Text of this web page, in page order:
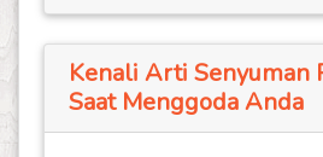
Kenali Arti Senyuman
Saat Menggoda Anda